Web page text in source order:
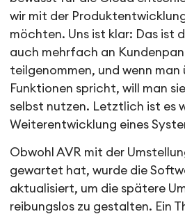
wir mit der
möchten. Uns ist klar: Das ist
auch mehrfach an
teilgenommen, und wenn man
Funktionen spricht, will man
selbst nutzen. Letztlich ist es
Weiterentwicklung eines
Obwohl AVR mit der
gewartet hat, wurde die
aktualisiert, um die spätere
reibungslos zu gestalten. Ein